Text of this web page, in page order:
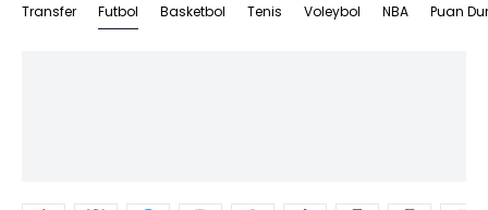
Transfer Futbol Basketbol Tenis Voleybol NBA Puan